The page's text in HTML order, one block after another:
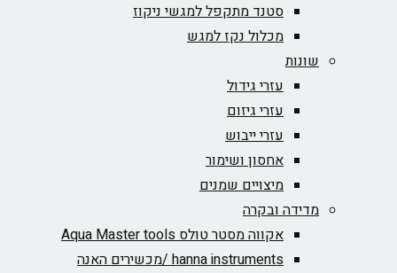
סטנד מתקפל למגשי ניקוז
מכלול נקז למגש
שונות
עזרי גידול
עזרי גיזום
עזרי ייבוש
אחסון ושימור
מיצויים שמנים
מדידה ובקרה
אקווה מסטר טולס Aqua Master tools
hanna instruments /מכשירים האנה